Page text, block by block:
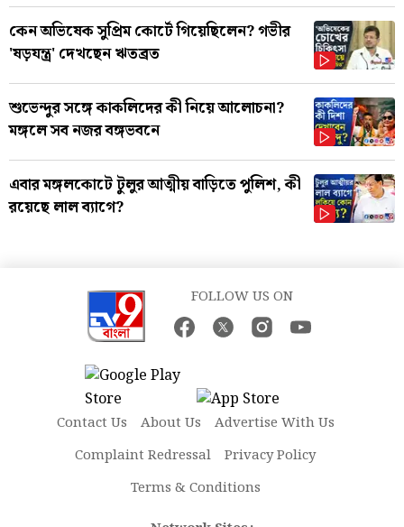
কেন অভিষেক সুপ্রিম কোর্টে গিয়েছিলেন? গভীর
'ষড়যন্ত্র' দেখছেন ঋতব্রত
শুভেন্দুর সঙ্গে কাকলিদের কী নিয়ে আলোচনা?
মঙ্গলে সব নজর বঙ্গভবনে
এবার মঙ্গলকোটে টুলুর আত্মীয় বাড়িতে পুলিশ, কী
রয়েছে লাল ব্যাগে?
FOLLOW US ON
Contact Us About Us
Advertise With Us
Complaint Redressal
Privacy Policy
Terms & Conditions